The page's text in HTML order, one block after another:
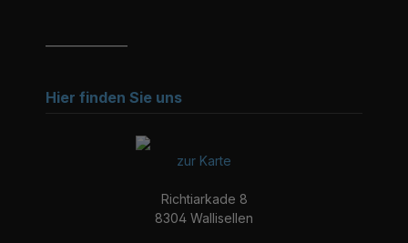
Hier finden Sie uns
zur Karte
Richtiarkade 8
8304 Wallisellen